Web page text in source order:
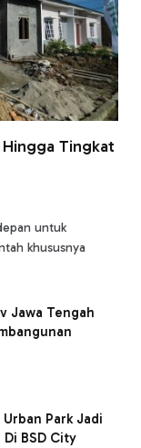
Hingga Tingkat
untuk
khususnya
Jawa Tengah
Park Jadi
Di BSD City